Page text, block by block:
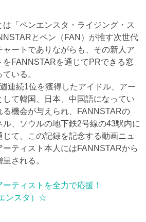
は「ペンエンスタ・ライジング・ス
とペン（FAN）が推す次世代
ートでありながらも、その新人ア
をFANNSTARを通じてPRできる窓
いる。
連続1位を獲得したアイドル、アー
て韓国、日本、中国語になってい
る機会が与えられ、FANNSTARの
、ソウルの地下鉄2号線の43駅内に
て、この記録を記念する動画ニュ
ティスト本人にはFANNSTARから
される。
ティストを全力で応援！
ンスタ）☆